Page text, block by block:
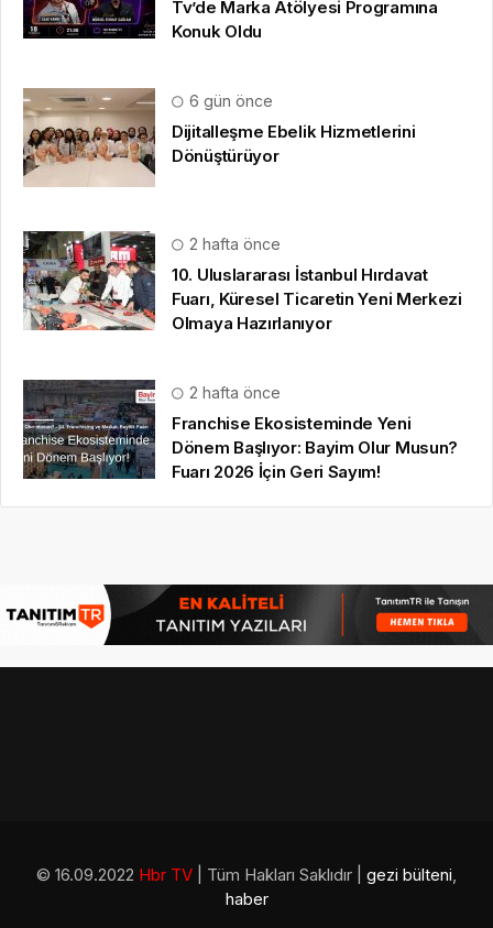
Tv’de Marka Atölyesi Programına
Konuk Oldu
6 gün önce
Dijitalleşme Ebelik Hizmetlerini
Dönüştürüyor
2 hafta önce
10. Uluslararası İstanbul Hırdavat
Fuarı, Küresel Ticaretin Yeni Merkezi
Olmaya Hazırlanıyor
2 hafta önce
Franchise Ekosisteminde Yeni
Dönem Başlıyor: Bayim Olur Musun?
Fuarı 2026 İçin Geri Sayım!
© 16.09.2022 Hbr TV | Tüm Hakları Saklıdır | gezi bülteni,
haber